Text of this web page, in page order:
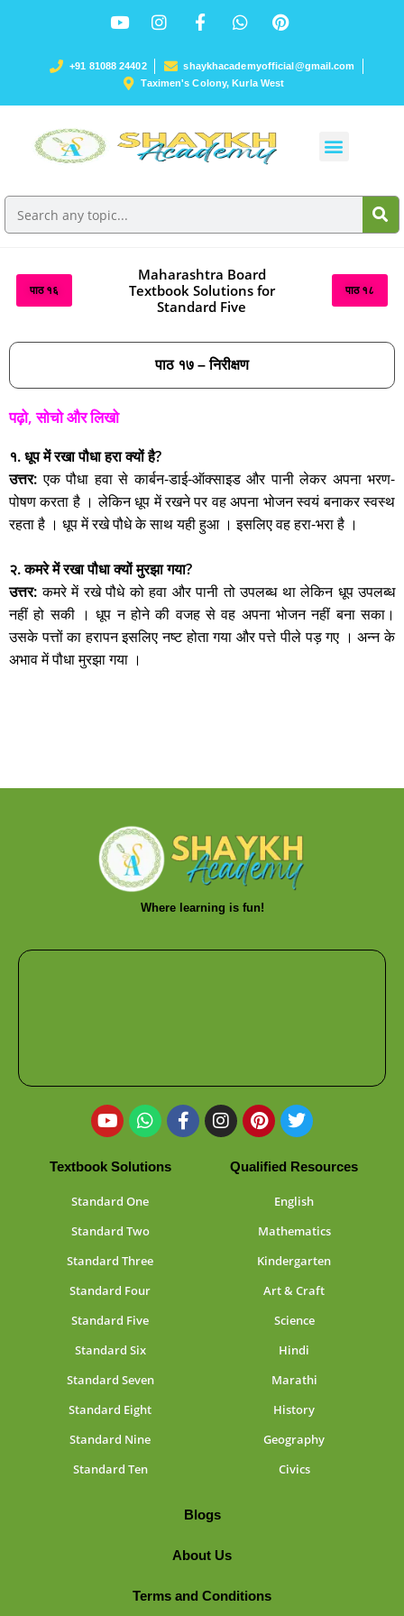
+91 81088 24402
shaykhacademyofficial@gmail.com
Taximen's Colony, Kurla West
पाठ १६
Maharashtra Board
Textbook Solutions for
Standard Five
पाठ १८
पाठ १७ – निरीक्षण
पढ़ो, सोचो और लिखो
१. धूप में रखा पौधा हरा क्यों है?
उत्तर: एक पौधा हवा से कार्बन-डाई-ऑक्साइड और पानी लेकर अपना भरण-
पोषण करता है । लेकिन धूप में रखने पर वह अपना भोजन स्वयं बनाकर स्वस्थ
रहता है । धूप में रखे पौधे के साथ यही हुआ । इसलिए वह हरा-भरा है ।
२. कमरे में रखा पौधा क्यों मुरझा गया?
उत्तर: कमरे में रखे पौधे को हवा और पानी तो उपलब्ध था लेकिन धूप उपलब्ध
नहीं हो सकी । धूप न होने की वजह से वह अपना भोजन नहीं बना सका।
उसके पत्तों का हरापन इसलिए नष्ट होता गया और पत्ते पीले पड़ गए । अन्न के
अभाव में पौधा मुरझा गया ।
Where learning is fun!
Textbook Solutions
Standard One
Standard Two
Standard Three
Standard Four
Standard Five
Standard Six
Standard Seven
Standard Eight
Standard Nine
Standard Ten
Qualified Resources
English
Mathematics
Kindergarten
Art & Craft
Science
Hindi
Marathi
History
Geography
Civics
Blogs
About Us
Terms and Conditions